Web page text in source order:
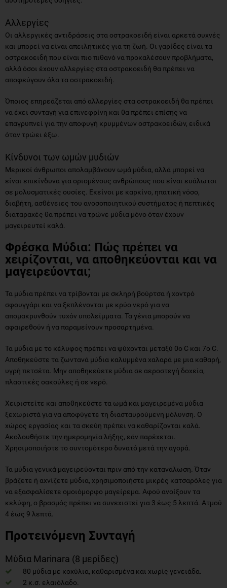
Αλλεργίες
Οι αλλεργικές αντιδράσεις στα οστρακοειδή είναι αρκετά συχνές
και μπορεί να είναι απειλητικές για τη ζωή. Οι γαρίδες είναι τα
οστρακοειδή που είναι πιο πιθανό να προκαλέσουν προβλήματα,
αλλά όσοι έχουν αλλεργίες στα οστρακοειδή θα πρέπει να
αποφεύγουν όλα τα οστρακοειδή.
Όποιος επηρεάζεται από αλλεργίες στα οστρακοειδή θα πρέπει
να έχει συνταγή για επινεφρίνη και θα πρέπει επίσης να
επαγρυπνεί για την αποφυγή κρυμμένων οστρακοειδών, ειδικά
όταν τρώει έξω.
Κίνδυνοι των ωμών μυδιών
Μερικοί άνθρωποι απολαμβάνουν ωμά μύδια, αλλά μπορεί να
είναι επικίνδυνα για ορισμένους ανθρώπους που είναι ευάλωτοι
σε μολυσματικές ουσίες. Εκείνοι με καρκίνο, ηπατική νόσο,
διαβήτη, ασθένειες του ανοσοποιητικού συστήματος ή πεπτικές
διαταραχές θα πρέπει να τρώνε μύδια μόνο όταν έχουν
μαγειρευτεί καλά.
Φρέσκα Μύδια: Πώς πρέπει να
χειρίζονται, να αποθηκεύονται και να
μαγειρεύονται;
Τα μύδια πρέπει να τρίβονται με σκληρή βούρτσα ή χοντρό
σφουγγάρι και να ξεπλένονται με κρύο νερό για να
απομακρυνθούν τυχόν υπολείμματα. Τα γένια μπορούν να
αφαιρεθούν ή να παραμείνουν προσαρτημένα.
Τα μύδια με το κέλυφος πρέπει να ψύχονται μεταξύ 0o C και 7o C.
Αποθηκεύστε τα ζωντανά μύδια καλυμμένα χαλαρά με μια καθαρή,
υγρή πετσέτα. Μην αποθηκεύετε μύδια σε αεροστεγή δοχεία,
πλαστικές σακούλες ή σε νερό.
Χειριστείτε και αποθηκεύστε τα ωμά και μαγειρεμένα μύδια
ξεχωριστά για να αποφύγετε τη διασταυρούμενη μόλυνση. Ο
χώρος εργασίας και τα σκεύη πρέπει να καθαρίζονται καλά.
Ακολουθήστε την ημερομηνία λήξης, εάν παρέχεται.
Χρησιμοποιήστε το συντομότερο δυνατό μετά την αγορά.
Τα μύδια γενικά μαγειρεύονται πριν από την κατανάλωση. Όταν
βράζετε ή αχνίζετε μύδια, χρησιμοποιήστε μικρές κατσαρόλες για
να εξασφαλίσετε ομοιόμορφο μαγείρεμα. Αφού ανοίξουν τα
κελύφη, ο βρασμός πρέπει να συνεχιστεί για 3 έως 5 λεπτά. Ατμού
4 έως 9 λεπτά.
Προτεινόμενη Συνταγή
Μύδια Marinara (8 μερίδες)
80 μύδια με κοχύλια, καθαρισμένα και χωρίς γενειάδα.
2 κ.σ. ελαιόλαδο.